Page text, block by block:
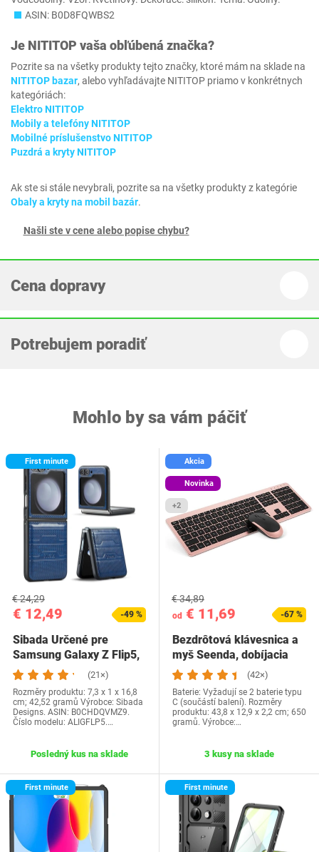
ASIN: B0D8FQWBS2
Je NITITOP vaša obľúbená značka?
Pozrite sa na všetky produkty tejto značky, ktoré mám na sklade na
NITITOP bazar, alebo vyhľadávajte NITITOP priamo v konkrétnych
kategóriách:
Elektro NITITOP
Mobily a telefóny NITITOP
Mobilné príslušenstvo NITITOP
Puzdrá a kryty NITITOP
Ak ste si stále nevybrali, pozrite sa na všetky produkty z kategórie
Obaly a kryty na mobil bazár.
Našli ste v cene alebo popise chybu?
Cena dopravy
Potrebujem poradiť
Mohlo by sa vám páčiť
First minute
€ 12,49
€ 24,29
-49 %
Sibada Určené pre
Samsung Galaxy Z Flip5,
kožené flipové…(21×)
Rozměry produktu: 7,3 x 1 x 16,8
cm; 42,52 gramů Výrobce: Sibada
Designs. ASIN: B0CHDQVMZ9.
Číslo modelu: ALIGFLP5.…
Posledný kus na sklade
Akcia
Novinka
+2
od € 11,69
€ 34,89
-67 %
Bezdrôtová klávesnica a
myš Seenda, dobíjacia
ultratenká…
(42×)
Baterie: Vyžadují se 2 baterie typu
C (součástí balení). Rozměry
produktu: 43,8 x 12,9 x 2,2 cm; 650
gramů. Výrobce:…
3 kusy na sklade
First minute First minute